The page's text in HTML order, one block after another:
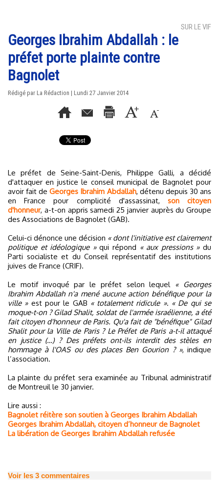
SUR LE VIF
Georges Ibrahim Abdallah : le
préfet porte plainte contre
Bagnolet
Rédigé par La Rédaction | Lundi 27 Janvier 2014
Le préfet de Seine-Saint-Denis, Philippe Galli, a décidé
d'attaquer en justice le conseil municipal de Bagnolet pour
avoir fait deGeorges Ibrahim Abdallah, détenu depuis 30 ans
en France pour complicité d'assassinat, son citoyen
d'honneur, a-t-on appris samedi 25 janvier auprès du Groupe
des Associations de Bagnolet (GAB).
Celui-ci dénonce une décision « dont l'initiative est clairement
politique et idéologique »qui répond « aux pressions »du
Parti socialiste et du Conseil représentatif des institutions
juives de France (CRIF).
Le motif invoqué par le préfet selon lequel « Georges
Ibrahim Abdallah n'a mené aucune action bénéfique pour la
ville »est pour le GAB « totalement ridicule ». « De qui se
moque-t-on ? Gilad Shalit, soldat de l'armée israélienne, a été
fait citoyen d'honneur de Paris. Qu'a fait de "bénéfique" Gilad
Shalit pour la Ville de Paris ? Le Préfet de Paris a-t-il attaqué
en justice (…) ? Des préfets ont-ils interdit des stèles en
hommage à l'OAS ou des places Ben Gourion ? », indique
l’association.
La plainte du préfet sera examinée au Tribunal administratif
de Montreuil le 30 janvier.
Lire aussi :
Bagnolet réitère son soutien à Georges Ibrahim Abdallah
Georges Ibrahim Abdallah, citoyen d’honneur de Bagnolet
La libération de Georges Ibrahim Abdallah refusée
Voir les 3 commentaires